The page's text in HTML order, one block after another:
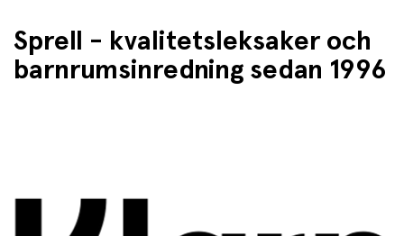
Sprell - kvalitetsleksaker och
barnrumsinredning sedan 1996